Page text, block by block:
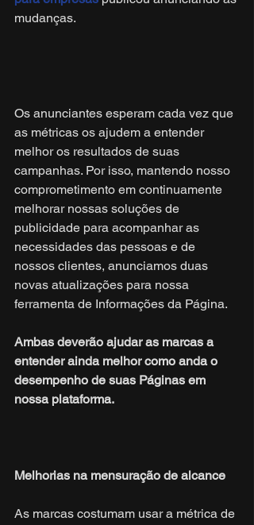
mudanças.
Os anunciantes esperam cada vez que
as métricas os ajudem a entender
melhor os resultados de suas
campanhas. Por isso, mantendo nosso
comprometimento em continuamente
melhorar nossas soluções de
publicidade para acompanhar as
necessidades das pessoas e de
nossos clientes, anunciamos duas
novas atualizações para nossa
ferramenta de Informações da Página.
Ambas deverão ajudar as marcas a
entender ainda melhor como anda o
desempenho de suas Páginas em
nossa plataforma.
Melhorias na mensuração de alcance
As marcas costumam usar a métrica de